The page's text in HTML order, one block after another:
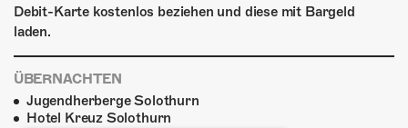
Debit-Karte kostenlos beziehen und diese mit Bargeld
laden.
ÜBERNACHTEN
Jugendherberge Solothurn
Hotel Kreuz Solothurn